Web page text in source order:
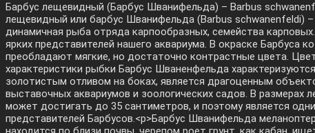
Барбус лещевидный (Барбус Шванифельда) – Barbus
лещевидный или барбус Шванифельда (Barbus schwanenfeldi) –
динамичная рыба отряда карпообразных, семейства
ярких представителей нашего аквариума. В окраске Барбуса
преобладают мягкие, но достаточно контрастные цвета.
характеристики рыбки Барбус Шваненфельда
золотистым отливом на боках, является драгоценным
выставочных аквариумов и зоологических садов. В размерах
может достигать до 35 сантиметров, и поэтому является
представителей Барбусов.<p>Барбус Шванифельда